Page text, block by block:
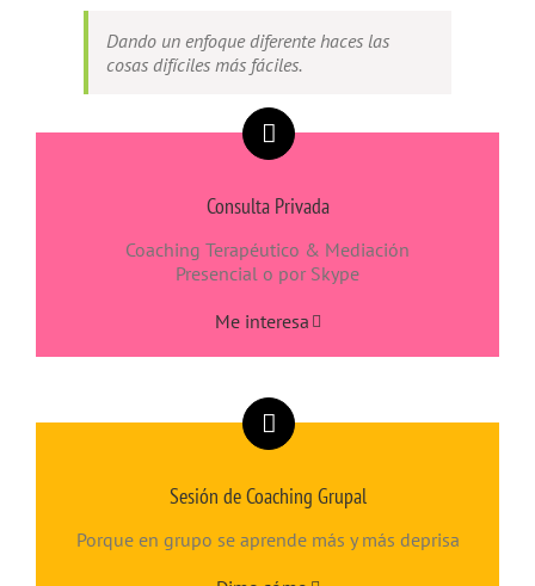
Dando un enfoque diferente haces las
cosas difíciles más fáciles.
Consulta Privada
Coaching Terapéutico & Mediación
Presencial o por Skype
Me interesa
Sesión de Coaching Grupal
Porque en grupo se aprende más y más deprisa